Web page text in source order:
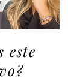
este